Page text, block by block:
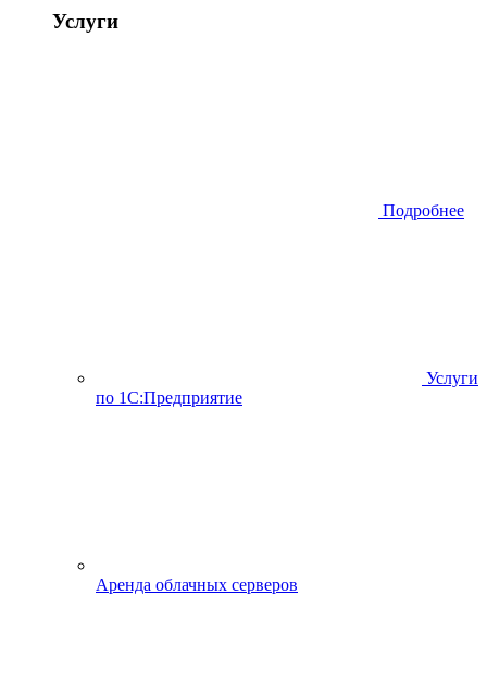
Услуги
Подробнее
Услуги
по 1С:Предприятие
Аренда облачных серверов